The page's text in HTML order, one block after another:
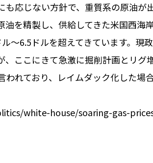
も応じない方針で、重質系の原油が
油を精製し、供給してきた米国西海
～6.5ドルを超えてきています。現
、ここにきて急激に掘削計画とリグ
われており、レイムダック化した場
white-house/soaring-gas-